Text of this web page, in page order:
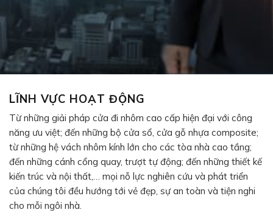
LĨNH VỰC HOẠT ĐỘNG
Từ những giải pháp cửa đi nhôm cao cấp hiện đại với công
năng ưu việt; đến những bộ cửa sổ, cửa gỗ nhựa composite;
từ những hệ vách nhôm kính lớn cho các tòa nhà cao tầng;
đến những cánh cổng quay, trượt tự động; đến những thiết kế
kiến trúc và nội thất,… mọi nỗ lực nghiên cứu và phát triển
của chúng tôi đều hướng tới vẻ đẹp, sự an toàn và tiện nghi
cho mỗi ngôi nhà.